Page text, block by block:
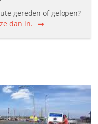
gereden of gelopen?
dan in.